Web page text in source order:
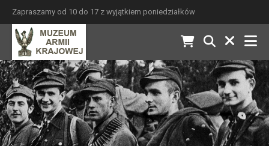
Zapraszamy od 10 do 17 z wyjątkiem poniedziałków